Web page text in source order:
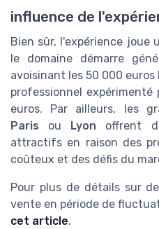
influence de
Bien sûr, l'expérience joue
le domaine démarre
avoisinant les 50 000
professionnel
euros. Par ailleurs, les
Paris ou Lyon offrent
attractifs en raison des
coûteux et des défis du
Pour plus de détails sur
vente en période de
cet article.